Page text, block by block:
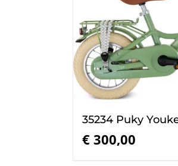
35234 Puky
€ 300,00